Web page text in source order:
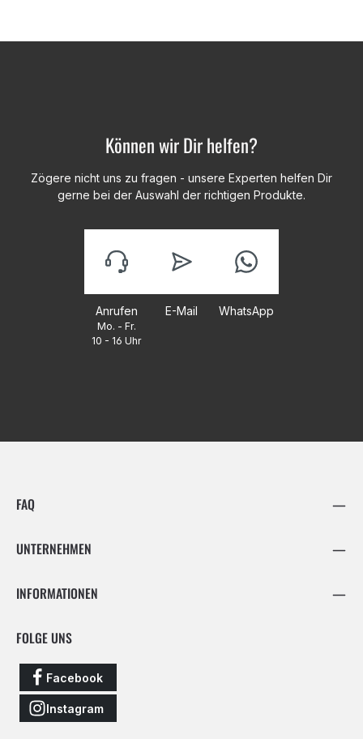
Können wir Dir helfen?
Zögere nicht uns zu fragen - unsere Experten helfen Dir
gerne bei der Auswahl der richtigen Produkte.
Anrufen
Mo. - Fr.
10 - 16 Uhr
E-Mail WhatsApp
FAQ
UNTERNEHMEN
INFORMATIONEN
FOLGE UNS
Facebook
Instagram